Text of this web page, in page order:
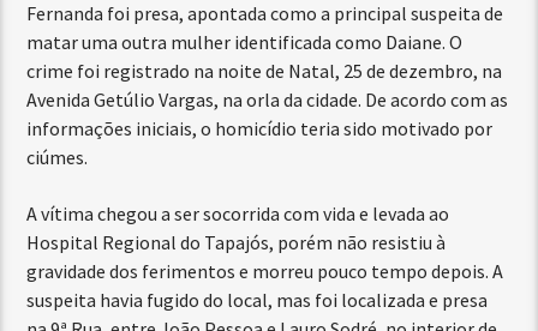
Fernanda foi presa, apontada como a principal suspeita de
matar uma outra mulher identificada como Daiane. O
crime foi registrado na noite de Natal, 25 de dezembro, na
Avenida Getúlio Vargas, na orla da cidade. De acordo com as
informações iniciais, o homicídio teria sido motivado por
ciúmes.
A vítima chegou a ser socorrida com vida e levada ao
Hospital Regional do Tapajós, porém não resistiu à
gravidade dos ferimentos e morreu pouco tempo depois. A
suspeita havia fugido do local, mas foi localizada e presa